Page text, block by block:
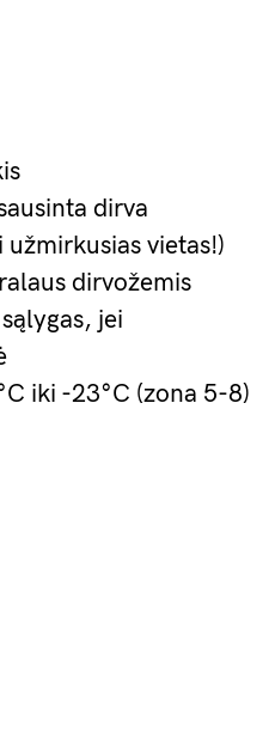
dirva
vietas!)
dirvožemis
jei
iki -23°C (zona 5-8)